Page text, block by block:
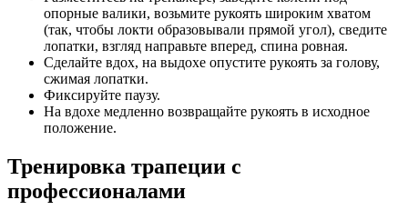
опорные валики, возьмите рукоять широким хватом
(так, чтобы локти образовывали прямой угол), сведите
лопатки, взгляд направьте вперед, спина ровная.
Сделайте вдох, на выдохе опустите рукоять за голову,
сжимая лопатки.
Фиксируйте паузу.
На вдохе медленно возвращайте рукоять в исходное
положение.
Тренировка трапеции с
профессионалами